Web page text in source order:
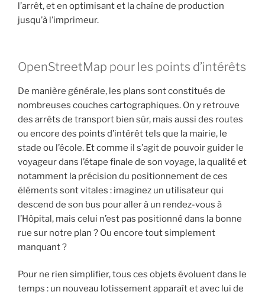
l’arrêt, et en optimisant et la chaîne de production
jusqu’à l’imprimeur.
OpenStreetMap pour les points d’intérêts
De manière générale, les plans sont constitués de
nombreuses couches cartographiques. On y retrouve
des arrêts de transport bien sûr, mais aussi des routes
ou encore des points d’intérêt tels que la mairie, le
stade ou l’école. Et comme il s’agit de pouvoir guider le
voyageur dans l’étape finale de son voyage, la qualité et
notamment la précision du positionnement de ces
éléments sont vitales : imaginez un utilisateur qui
descend de son bus pour aller à un rendez-vous à
l’Hôpital, mais celui n’est pas positionné dans la bonne
rue sur notre plan ? Ou encore tout simplement
manquant ?
Pour ne rien simplifier, tous ces objets évoluent dans le
temps : un nouveau lotissement apparaît et avec lui de